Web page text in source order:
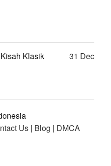
Klasik 31 Dec
Us| Blog | DMCA